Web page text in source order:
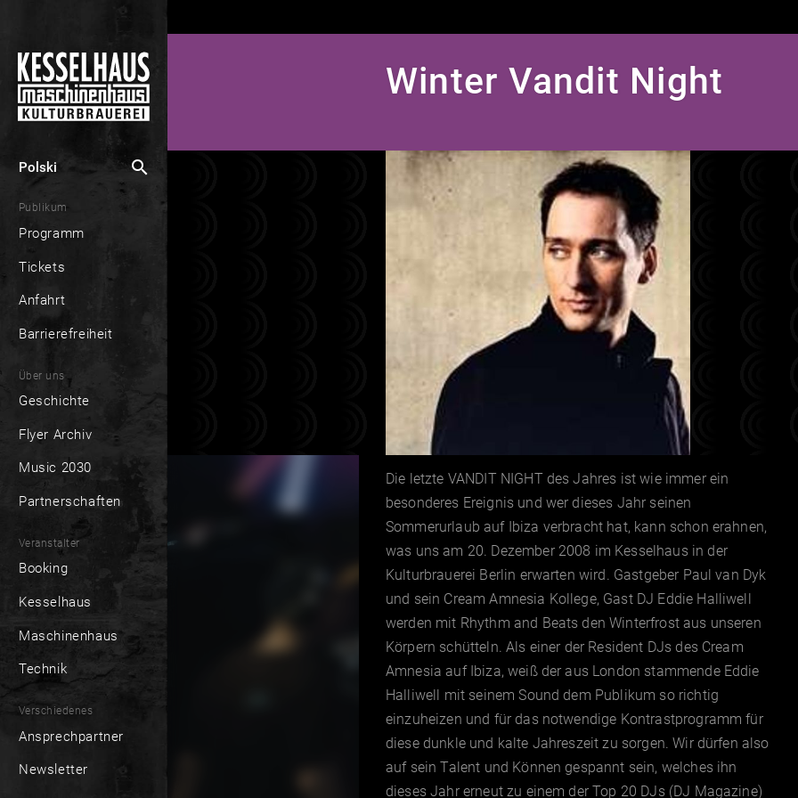
Polski search
Publikum
Programm
Tickets
Anfahrt
Barrierefreiheit
Über uns
Geschichte
Flyer Archiv
Music 2030
Partnerschaften
Veranstalter
Booking
Kesselhaus
Maschinenhaus
Technik
Verschiedenes
Ansprechpartner
Newsletter
Winter Vandit Night
Die letzte VANDIT NIGHT des Jahres ist wie immer ein
besonderes Ereignis und wer dieses Jahr seinen
Sommerurlaub auf Ibiza verbracht hat, kann schon erahnen,
was uns am 20. Dezember 2008 im Kesselhaus in der
Kulturbrauerei Berlin erwarten wird. Gastgeber Paul van Dyk
und sein Cream Amnesia Kollege, Gast DJ Eddie Halliwell
werden mit Rhythm and Beats den Winterfrost aus unseren
Körpern schütteln. Als einer der Resident DJs des Cream
Amnesia auf Ibiza, weiß der aus London stammende Eddie
Halliwell mit seinem Sound dem Publikum so richtig
einzuheizen und für das notwendige Kontrastprogramm für
diese dunkle und kalte Jahreszeit zu sorgen. Wir dürfen also
auf sein Talent und Können gespannt sein, welches ihn
dieses Jahr erneut zu einem der Top 20 DJs (DJ Magazine)